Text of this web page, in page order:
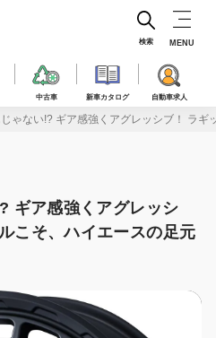
中古車 新車カタログ 自動車求人
検索 MENU
ゃない!? ギア感強くアグレッシブ！ ラ
ギア感強くアグレッシ
こそ、ハイエースの足元